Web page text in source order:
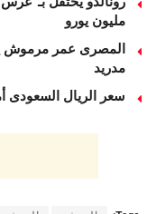
مليون يورو
المصرى عمر مرموش
مدريد
سعر الريال السعودى أمام